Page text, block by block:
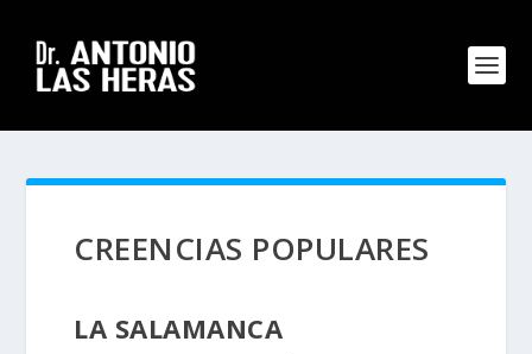
CREENCIAS POPULARES
LA SALAMANCA